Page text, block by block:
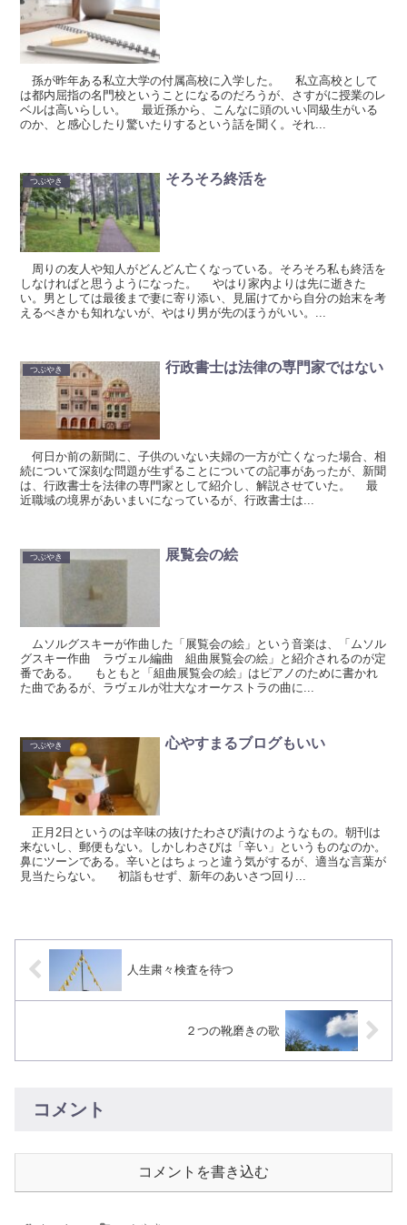
孫が昨年ある私立大学の付属高校に入学した。 私立高校として
は都内屈指の名門校ということになるのだろうが、さすがに授業のレ
ベルは高いらしい。 最近孫から、こんなに頭のいい同級生がいる
のか、と感心したり驚いたりするという話を聞く。それ...
つぶやき そろそろ終活を
周りの友人や知人がどんどん亡くなっている。そろそろ私も終活を
しなければと思うようになった。 やはり家内よりは先に逝きた
い。男としては最後まで妻に寄り添い、見届けてから自分の始末を考
えるべきかも知れないが、やはり男が先のほうがいい。...
つぶやき 行政書士は法律の専門家ではない
何日か前の新聞に、子供のいない夫婦の一方が亡くなった場合、相
続について深刻な問題が生ずることについての記事があったが、新聞
は、行政書士を法律の専門家として紹介し、解説させていた。 最
近職域の境界があいまいになっているが、行政書士は...
つぶやき 展覧会の絵
ムソルグスキーが作曲した「展覧会の絵」という音楽は、「ムソル
グスキー作曲 ラヴェル編曲 組曲展覧会の絵」と紹介されるのが定
番である。 もともと「組曲展覧会の絵」はピアノのために書かれ
た曲であるが、ラヴェルが壮大なオーケストラの曲に...
つぶやき 心やすまるブログもいい
正月2日というのは辛味の抜けたわさび漬けのようなもの。朝刊は
来ないし、郵便もない。しかしわさびは「辛い」というものなのか。
鼻にツーンである。辛いとはちょっと違う気がするが、適当な言葉が
見当たらない。 初詣もせず、新年のあいさつ回り...
人生粛々検査を待つ
２つの靴磨きの歌
コメント
コメントを書き込む